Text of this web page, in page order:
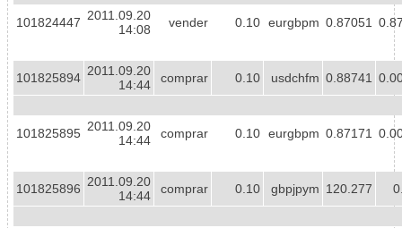
101824447 2011.09.20
14:08
vender 0.10 eurgbpm 0.87051
101825894 2011.09.20
14:44
comprar 0.10 usdchfm 0.88741
101825895 2011.09.20
14:44
comprar 0.10 eurgbpm 0.87171
101825896 2011.09.20
14:44
comprar 0.10 gbpjpym 120.277